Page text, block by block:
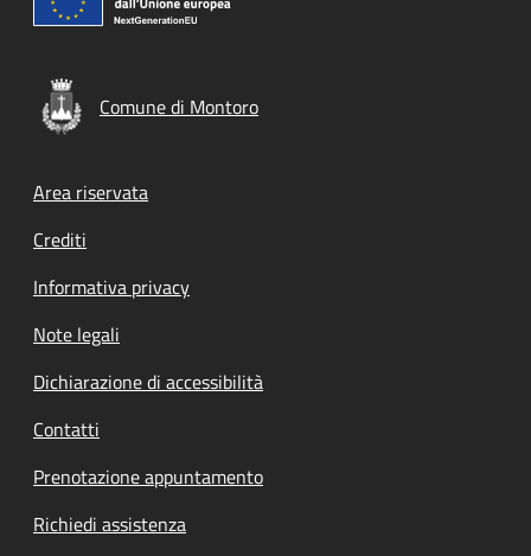
Comune di Montoro
Footer menu
Area riservata
Crediti
Informativa privacy
Note legali
Dichiarazione di accessibilità
Contatti
Prenotazione appuntamento
Richiedi assistenza